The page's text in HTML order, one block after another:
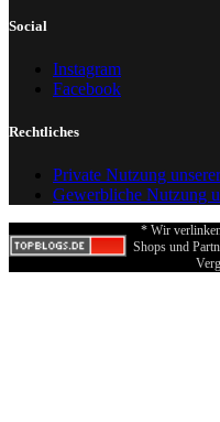
Social
Instagram
Facebook
Rechtliches
Private Nutzung
Gewerbliche Nutzung
* Wir
Shops und